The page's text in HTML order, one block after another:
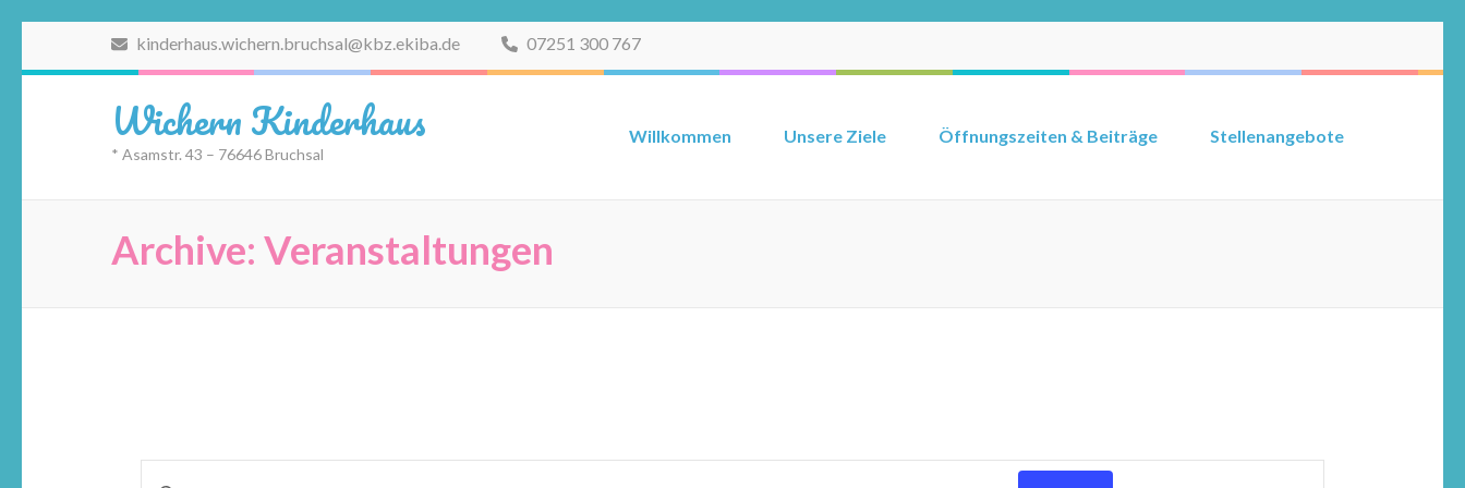
(Eingabetaste
kinderhaus.wichern.bruchsal@kbz.ekiba.de 07251 300 767
Wichern Kinderhaus
* Asamstr. 43 – 76646 Bruchsal
Willkommen Unsere Ziele Öffnungszeiten & Beiträge Stellenangebote
Archive: Veranstaltungen
Veranstaltungen